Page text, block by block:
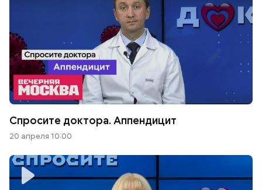
Спросите доктора. Аппендицит
20 апреля 10:00